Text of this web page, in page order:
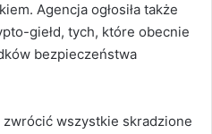
Agencja ogłosiła także
giełd, tych, które obecnie
bezpieczeństwa
wszystkie skradzione